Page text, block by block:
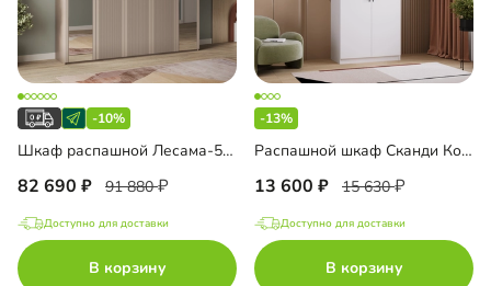
-10%
Шкаф распашной Лесама-5 с зеркалом
82 690 91 880
Доступно для доставки
В корзину
-13%
Распашной шкаф Сканди Комби-2
13 600 15 630
Доступно для доставки
В корзину